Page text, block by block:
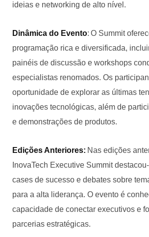
ideias e networking de alto nível.
Dinâmica do Evento: O Summit
programação rica e diversificada,
painéis de discussão e workshops
especialistas renomados. Os
oportunidade de explorar as últimas
inovações tecnológicas, além de
e demonstrações de produtos.
Edições Anteriores: Nas edições
InovaTech Executive Summit
cases de sucesso e debates sobre
para a alta liderança. O evento é
capacidade de conectar executivos e
parcerias estratégicas.